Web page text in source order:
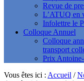
Revue de
L’ATUQ en
Infolettre le
Colloque Annuel
Colloque
transport
Prix
Vous êtes ici : Accueil /